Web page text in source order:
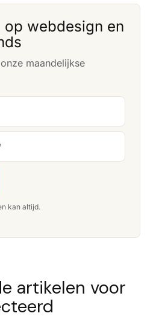
op webdesign en
maandelijkse
kan altijd.
artikelen voor